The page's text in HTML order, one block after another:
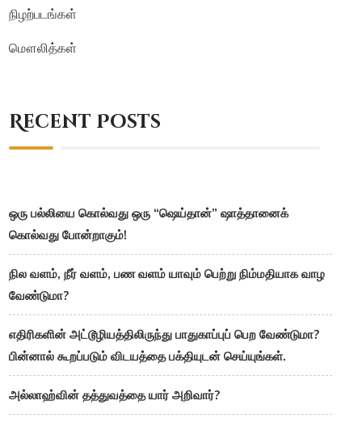
நிழற்படங்கள்
மௌலித்கள்
Recent Posts
ஒரு பல்லியை கொல்வது ஒரு “ஷெய்தான்” ஷாத்தானைக்
கொல்வது போன்றாகும்!
நில வளம், நீர் வளம், பண வளம் யாவும் பெற்று நிம்மதியாக வாழ
வேண்டுமா?
எதிரிகளின் அட்டூழியத்திலிருந்து பாதுகாப்புப் பெற வேண்டுமா?
பின்னால் கூறப்படும் விடயத்தை பக்தியுடன் செய்யுங்கள்.
அல்லாஹ்வின் தத்துவத்தை யார் அறிவார்?